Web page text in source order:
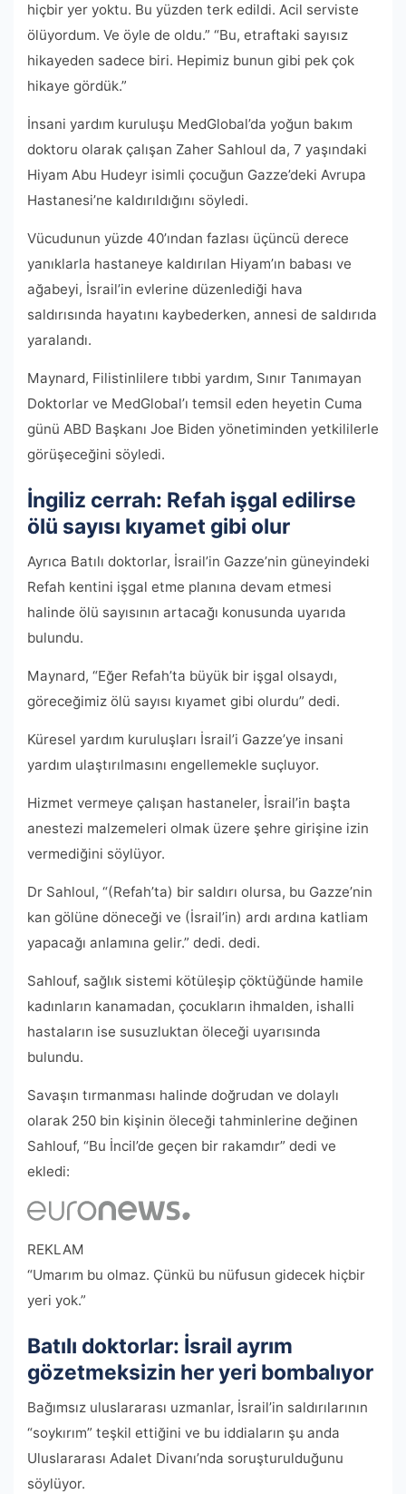
hiçbir yer yoktu. Bu yüzden terk edildi. Acil serviste
ölüyordum. Ve öyle de oldu.” “Bu, etraftaki sayısız
hikayeden sadece biri. Hepimiz bunun gibi pek çok
hikaye gördük.”
İnsani yardım kuruluşu MedGlobal’da yoğun bakım
doktoru olarak çalışan Zaher Sahloul da, 7 yaşındaki
Hiyam Abu Hudeyr isimli çocuğun Gazze’deki Avrupa
Hastanesi’ne kaldırıldığını söyledi.
Vücudunun yüzde 40’ından fazlası üçüncü derece
yanıklarla hastaneye kaldırılan Hiyam’ın babası ve
ağabeyi, İsrail’in evlerine düzenlediği hava
saldırısında hayatını kaybederken, annesi de saldırıda
yaralandı.
Maynard, Filistinlilere tıbbi yardım, Sınır Tanımayan
Doktorlar ve MedGlobal’ı temsil eden heyetin Cuma
günü ABD Başkanı Joe Biden yönetiminden yetkililerle
görüşeceğini söyledi.
İngiliz cerrah: Refah işgal edilirse
ölü sayısı kıyamet gibi olur
Ayrıca Batılı doktorlar, İsrail’in Gazze’nin güneyindeki
Refah kentini işgal etme planına devam etmesi
halinde ölü sayısının artacağı konusunda uyarıda
bulundu.
Maynard, “Eğer Refah’ta büyük bir işgal olsaydı,
göreceğimiz ölü sayısı kıyamet gibi olurdu” dedi.
Küresel yardım kuruluşları İsrail’i Gazze’ye insani
yardım ulaştırılmasını engellemekle suçluyor.
Hizmet vermeye çalışan hastaneler, İsrail’in başta
anestezi malzemeleri olmak üzere şehre girişine izin
vermediğini söylüyor.
Dr Sahloul, “(Refah’ta) bir saldırı olursa, bu Gazze’nin
kan gölüne döneceği ve (İsrail’in) ardı ardına katliam
yapacağı anlamına gelir.” dedi. dedi.
Sahlouf, sağlık sistemi kötüleşip çöktüğünde hamile
kadınların kanamadan, çocukların ihmalden, ishalli
hastaların ise susuzluktan öleceği uyarısında
bulundu.
Savaşın tırmanması halinde doğrudan ve dolaylı
olarak 250 bin kişinin öleceği tahminlerine değinen
Sahlouf, “Bu İncil’de geçen bir rakamdır” dedi ve
ekledi:
REKLAM
“Umarım bu olmaz. Çünkü bu nüfusun gidecek hiçbir
yeri yok.”
Batılı doktorlar: İsrail ayrım
gözetmeksizin her yeri bombalıyor
Bağımsız uluslararası uzmanlar, İsrail’in saldırılarının
“soykırım” teşkil ettiğini ve bu iddiaların şu anda
Uluslararası Adalet Divanı’nda soruşturulduğunu
söylüyor.